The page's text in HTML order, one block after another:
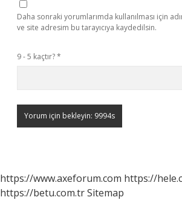
Daha sonraki yorumlarımda kullanılması için
ve site adresim bu tarayıcıya kaydedilsin.
9 - 5 kaçtır?*
https://www.axeforum.com https://
https://betu.com.trSitemap